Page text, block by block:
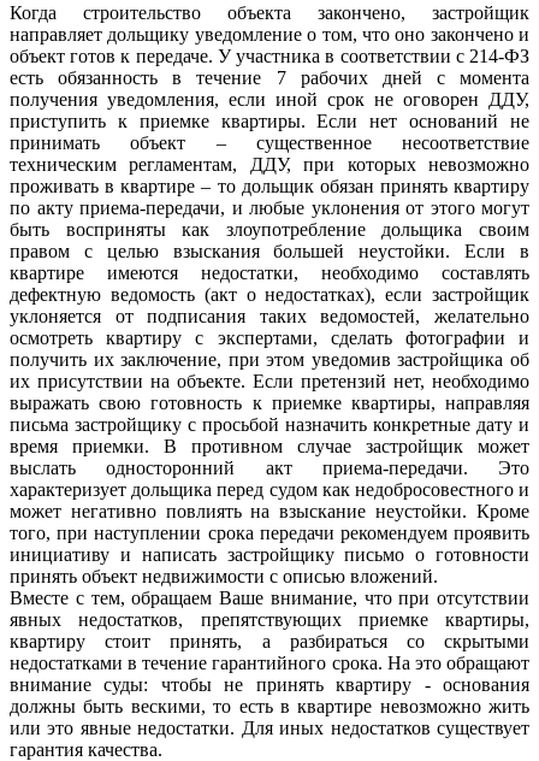
Когда строительство объекта закончено, застройщик
направляет дольщику уведомление о том, что оно закончено и
объект готов к передаче. У участника в соответствии с 214-ФЗ
есть обязанность в течение 7 рабочих дней с момента
получения уведомления, если иной срок не оговорен ДДУ,
приступить к приемке квартиры. Если нет оснований не
принимать объект – существенное несоответствие
техническим регламентам, ДДУ, при которых невозможно
проживать в квартире – то дольщик обязан принять квартиру
по акту приема-передачи, и любые уклонения от этого могут
быть восприняты как злоупотребление дольщика своим
правом с целью взыскания большей неустойки. Если в
квартире имеются недостатки, необходимо составлять
дефектную ведомость (акт о недостатках), если застройщик
уклоняется от подписания таких ведомостей, желательно
осмотреть квартиру с экспертами, сделать фотографии и
получить их заключение, при этом уведомив застройщика об
их присутствии на объекте. Если претензий нет, необходимо
выражать свою готовность к приемке квартиры, направляя
письма застройщику с просьбой назначить конкретные дату и
время приемки. В противном случае застройщик может
выслать односторонний акт приема-передачи. Это
характеризует дольщика перед судом как недобросовестного и
может негативно повлиять на взыскание неустойки. Кроме
того, при наступлении срока передачи рекомендуем проявить
инициативу и написать застройщику письмо о готовности
принять объект недвижимости с описью вложений.
Вместе с тем, обращаем Ваше внимание, что при отсутствии
явных недостатков, препятствующих приемке квартиры,
квартиру стоит принять, а разбираться со скрытыми
недостатками в течение гарантийного срока. На это обращают
внимание суды: чтобы не принять квартиру - основания
должны быть вескими, то есть в квартире невозможно жить
или это явные недостатки. Для иных недостатков существует
гарантия качества.